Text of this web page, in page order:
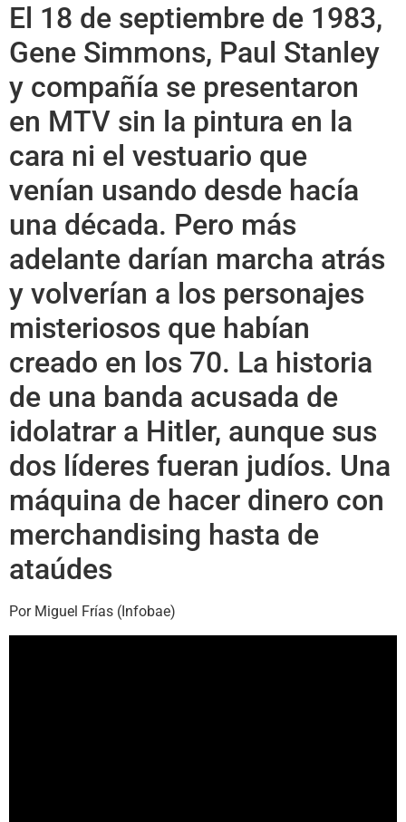
El 18 de septiembre de 1983,
Gene Simmons, Paul Stanley
y compañía se presentaron
en MTV sin la pintura en la
cara ni el vestuario que
venían usando desde hacía
una década. Pero más
adelante darían marcha atrás
y volverían a los personajes
misteriosos que habían
creado en los 70. La historia
de una banda acusada de
idolatrar a Hitler, aunque sus
dos líderes fueran judíos. Una
máquina de hacer dinero con
merchandising hasta de
ataúdes
Por Miguel Frías (Infobae)